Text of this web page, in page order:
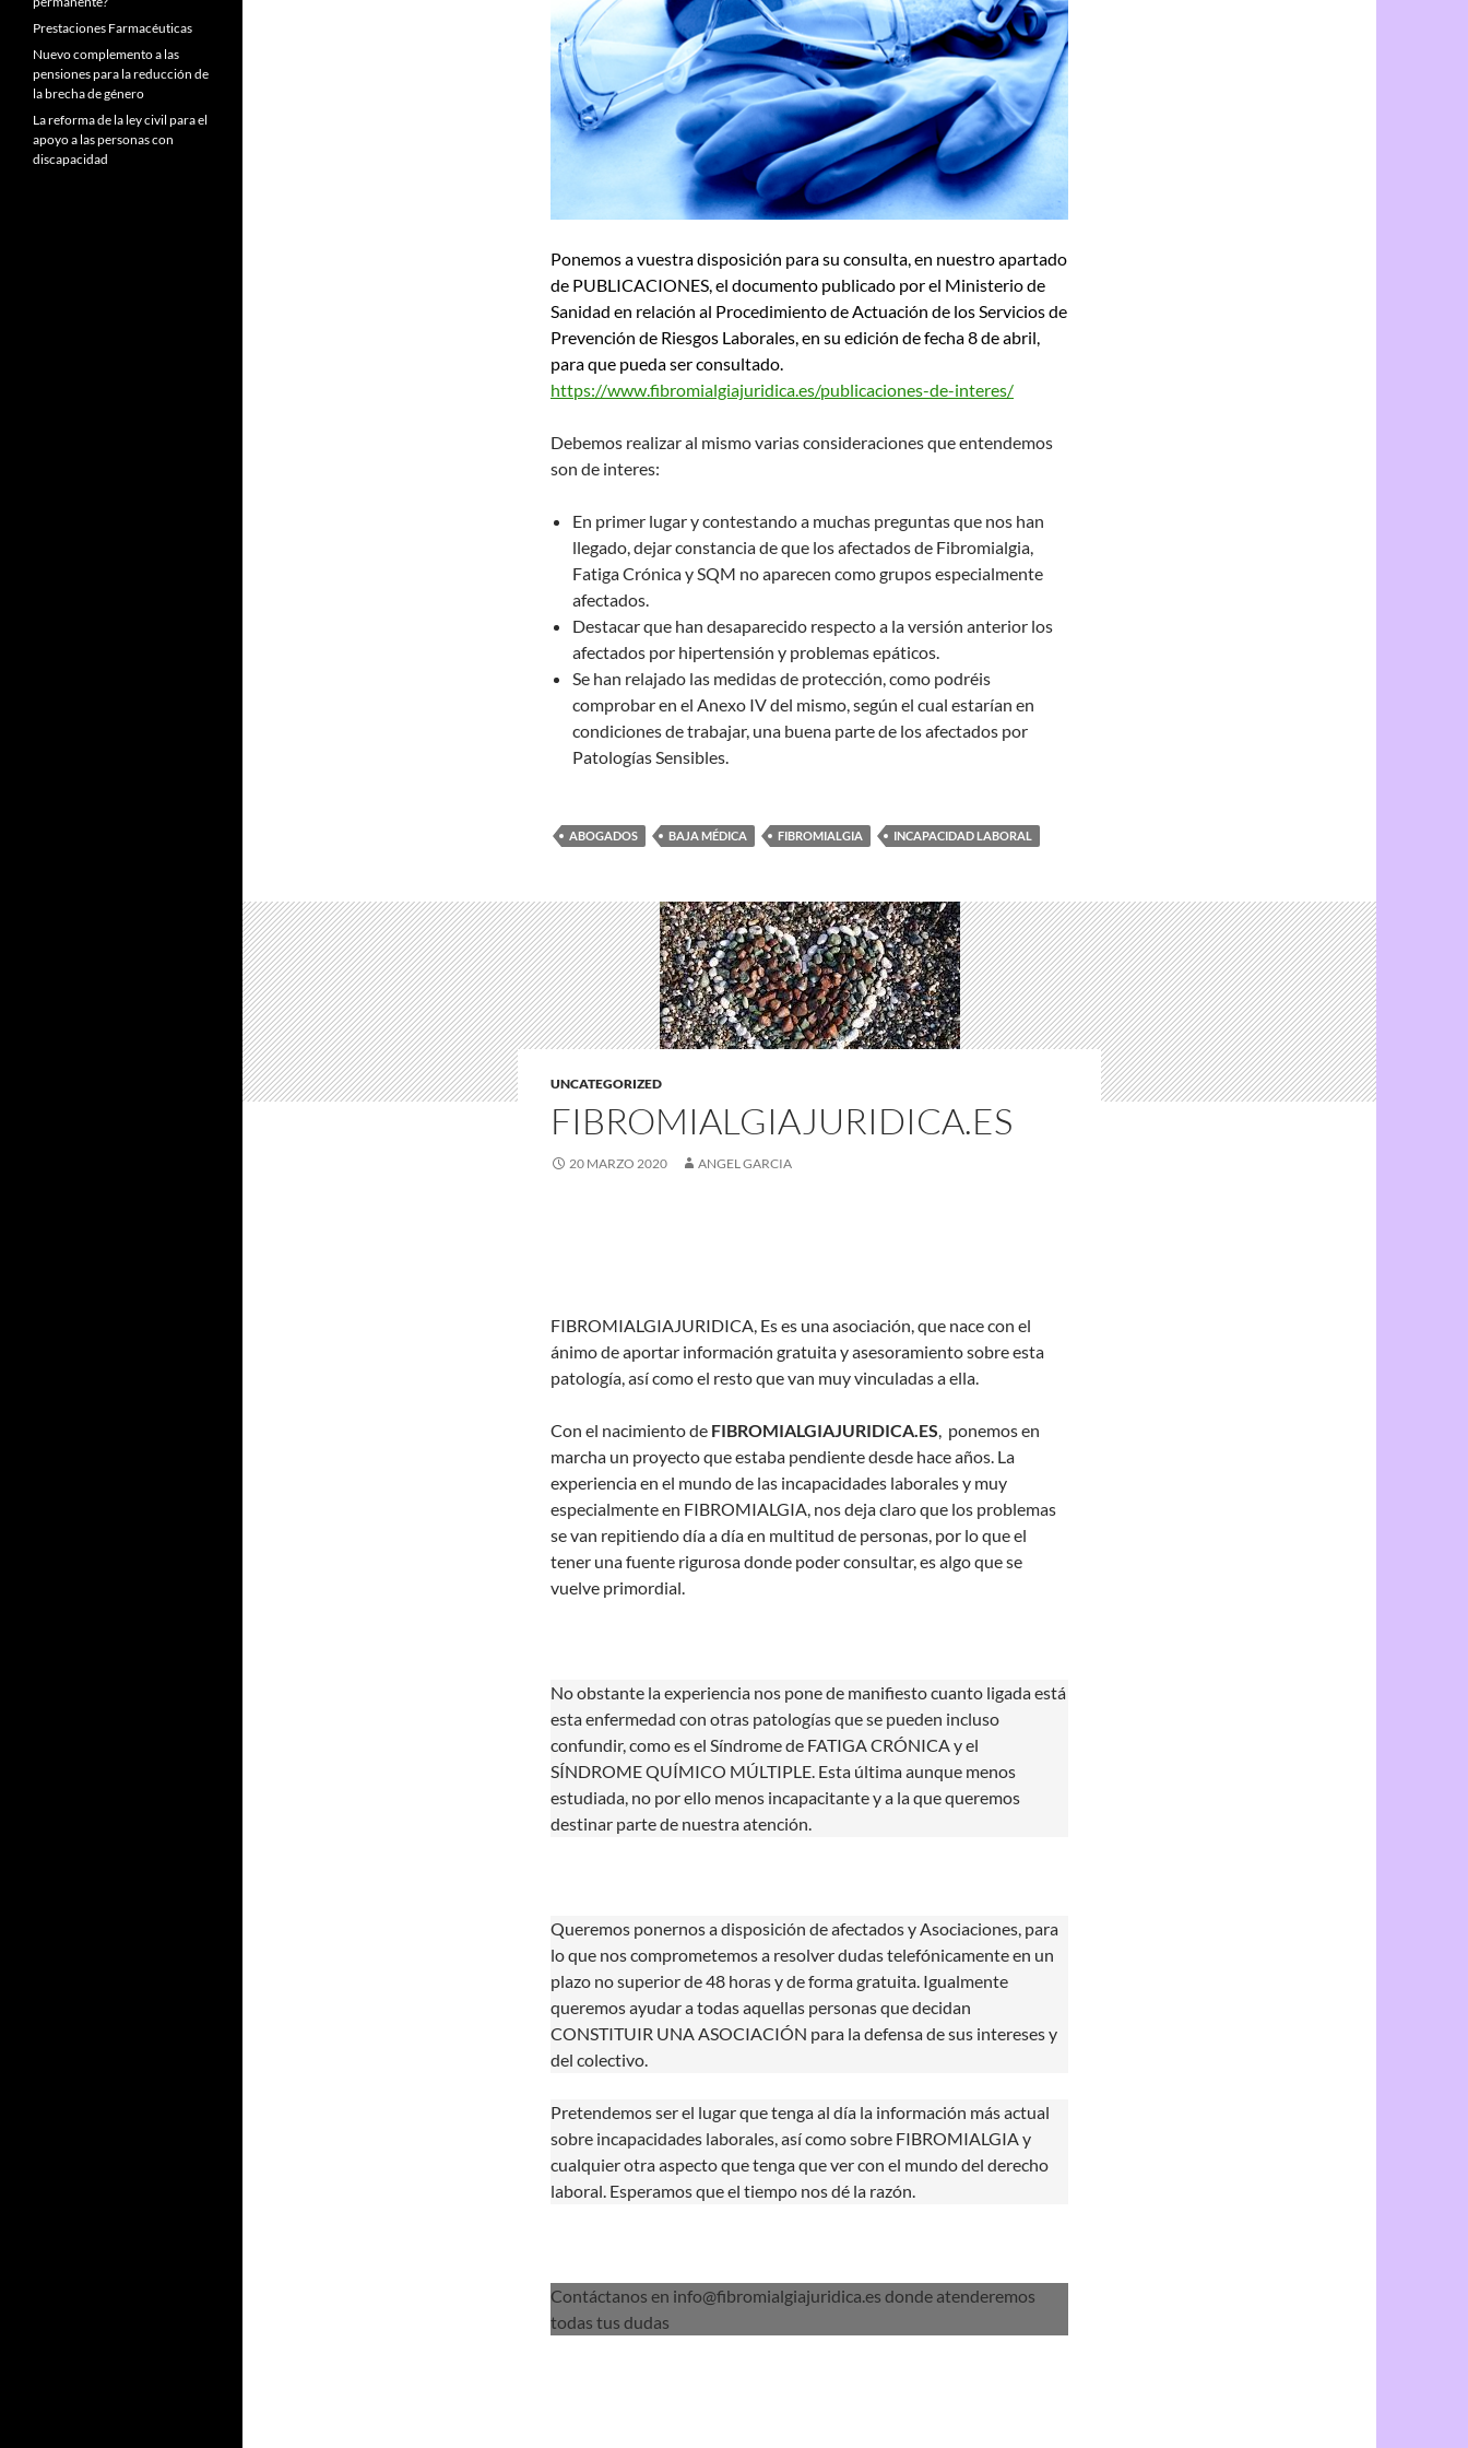
Ponemos a vuestra disposición para su consulta, en nuestro apartado
de PUBLICACIONES, el documento publicado por el Ministerio de
Sanidad en relación al Procedimiento de Actuación de los Servicios de
Prevención de Riesgos Laborales, en su edición de fecha 8 de abril,
para que pueda ser consultado.
https://www.fibromialgiajuridica.es/publicaciones-de-interes/
Debemos realizar al mismo varias consideraciones que entendemos
son de interes:
En primer lugar y contestando a muchas preguntas que nos han
llegado, dejar constancia de que los afectados de Fibromialgia,
Fatiga Crónica y SQM no aparecen como grupos especialmente
afectados.
Destacar que han desaparecido respecto a la versión anterior los
afectados por hipertensión y problemas epáticos.
Se han relajado las medidas de protección, como podréis
comprobar en el Anexo IV del mismo, según el cual estarían en
condiciones de trabajar, una buena parte de los afectados por
Patologías Sensibles.
ABOGADOS BAJA MÉDICA FIBROMIALGIA INCAPACIDAD LABORAL
UNCATEGORIZED
FIBROMIALGIAJURIDICA.ES
20 MARZO 2020 ANGEL GARCIA
FIBROMIALGIAJURIDICA, Es es una asociación, que nace con el
ánimo de aportar información gratuita y asesoramiento sobre esta
patología, así como el resto que van muy vinculadas a ella.
Con el nacimiento de FIBROMIALGIAJURIDICA.ES, ponemos en
marcha un proyecto que estaba pendiente desde hace años. La
experiencia en el mundo de las incapacidades laborales y muy
especialmente en FIBROMIALGIA, nos deja claro que los problemas
se van repitiendo día a día en multitud de personas, por lo que el
tener una fuente rigurosa donde poder consultar, es algo que se
vuelve primordial.
No obstante la experiencia nos pone de manifiesto cuanto ligada está
esta enfermedad con otras patologías que se pueden incluso
confundir, como es el Síndrome de FATIGA CRÓNICA y el
SÍNDROME QUÍMICO MÚLTIPLE. Esta última aunque menos
estudiada, no por ello menos incapacitante y a la que queremos
destinar parte de nuestra atención.
Queremos ponernos a disposición de afectados y Asociaciones, para
lo que nos comprometemos a resolver dudas telefónicamente en un
plazo no superior de 48 horas y de forma gratuita. Igualmente
queremos ayudar a todas aquellas personas que decidan
CONSTITUIR UNA ASOCIACIÓN para la defensa de sus intereses y
del colectivo.
Pretendemos ser el lugar que tenga al día la información más actual
sobre incapacidades laborales, así como sobre FIBROMIALGIA y
cualquier otra aspecto que tenga que ver con el mundo del derecho
laboral. Esperamos que el tiempo nos dé la razón.
Contáctanos en info@fibromialgiajuridica.es donde atenderemos
todas tus dudas
Prestaciones Farmacéuticas
Nuevo complemento a las
pensiones para la reducción de
la brecha de género
La reforma de la ley civil para el
apoyo a las personas con
discapacidad